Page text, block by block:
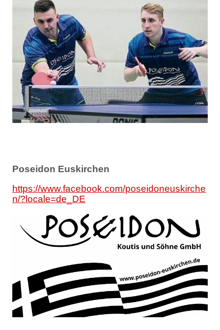
Poseidon Euskirchen
https://www.facebook.com/poseidoneuskirche
n/?locale=de_DE